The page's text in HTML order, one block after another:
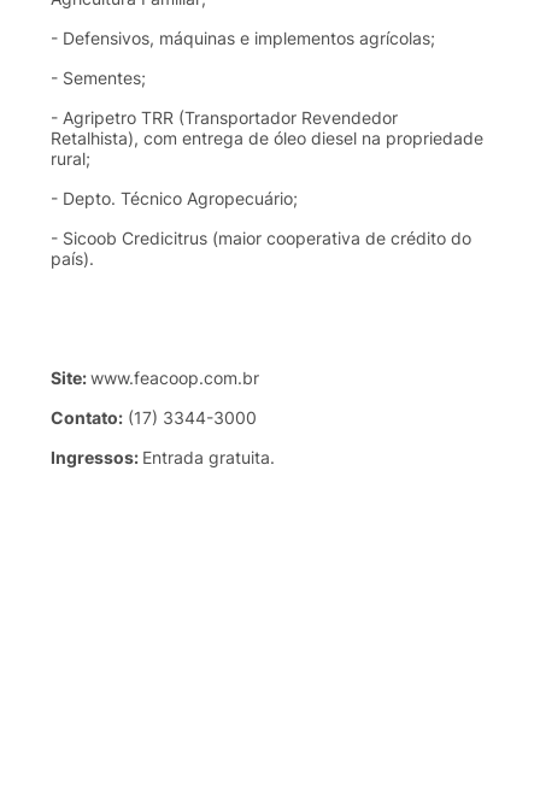
- Defensivos, máquinas e implementos agrícolas;
- Sementes;
- Agripetro TRR (Transportador Revendedor
Retalhista), com entrega de óleo diesel na propriedade
rural;
- Depto. Técnico Agropecuário;
- Sicoob Credicitrus (maior cooperativa de crédito do
país).
Site:www.feacoop.com.br
Contato: (17) 3344-3000
Ingressos: Entrada gratuita.